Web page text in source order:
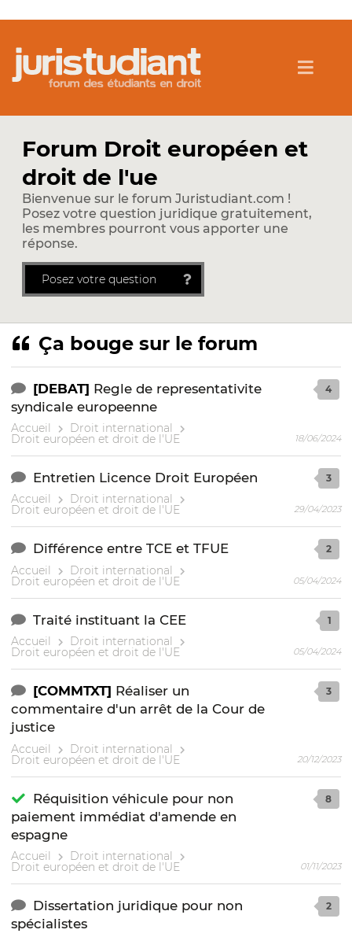
Forum Droit européen et
droit de l'ue
Bienvenue sur le forum Juristudiant.com !
Posez votre question juridique gratuitement,
les membres pourront vous apporter une
réponse.
Posez votre question
Ça bouge sur le forum
[DEBAT] Regle de representativite
syndicale europeenne
Accueil Droit international
Droit européen et droit de l'UE
4
18/06/2024
Entretien Licence Droit Européen
Accueil Droit international
Droit européen et droit de l'UE
3
29/04/2023
Différence entre TCE et TFUE
Accueil Droit international
Droit européen et droit de l'UE
2
05/04/2024
Traité instituant la CEE
Accueil Droit international
Droit européen et droit de l'UE
1
05/04/2024
[COMMTXT] Réaliser un
commentaire d'un arrêt de la Cour de
justice
Accueil Droit international
Droit européen et droit de l'UE
3
20/12/2023
Réquisition véhicule pour non
paiement immédiat d'amende en
espagne
Accueil Droit international
Droit européen et droit de l'UE
8
01/11/2023
Dissertation juridique pour non
spécialistes
2